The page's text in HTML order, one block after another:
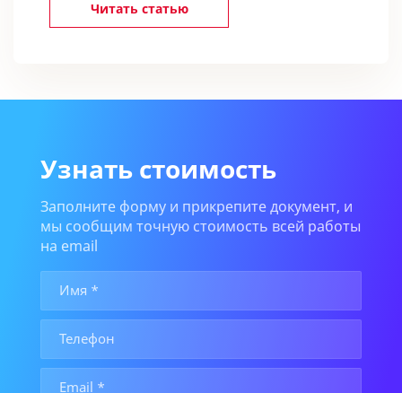
Читать статью
Узнать стоимость
Заполните форму и прикрепите документ, и
мы сообщим точную стоимость всей работы
на email